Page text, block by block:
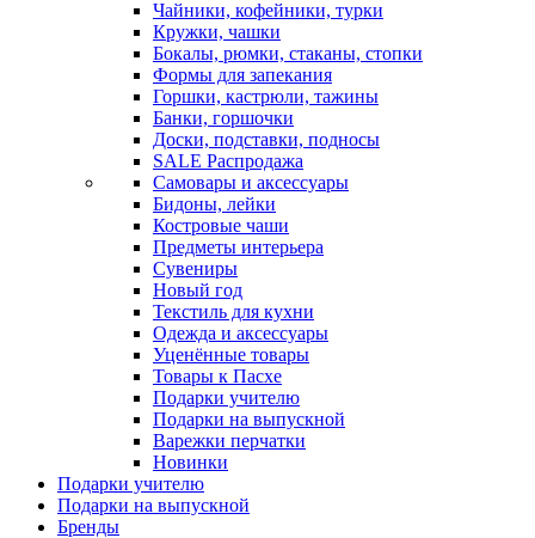
Чайники, кофейники, турки
Кружки, чашки
Бокалы, рюмки, стаканы, стопки
Формы для запекания
Горшки, кастрюли, тажины
Банки, горшочки
Доски, подставки, подносы
SALE Распродажа
Самовары и аксессуары
Бидоны, лейки
Костровые чаши
Предметы интерьера
Сувениры
Новый год
Текстиль для кухни
Одежда и аксессуары
Уценённые товары
Товары к Пасхе
Подарки учителю
Подарки на выпускной
Варежки перчатки
Новинки
Подарки учителю
Подарки на выпускной
Бренды